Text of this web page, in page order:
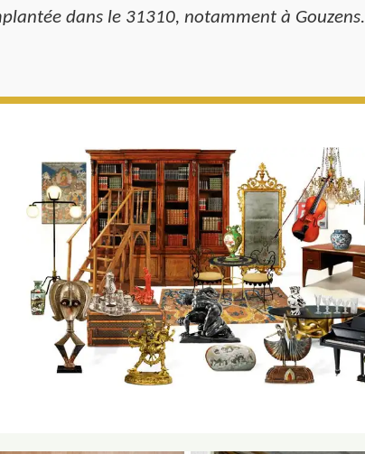
dans le 31310, notamment à Gouzens.